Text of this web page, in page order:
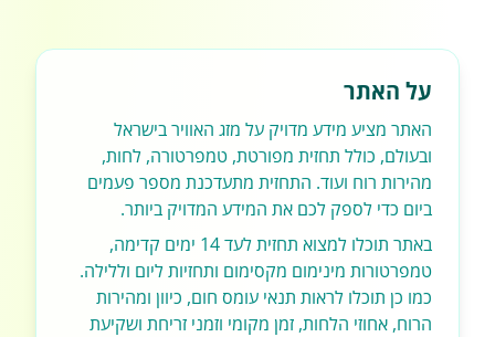
על האתר
האתר מציע מידע מדויק על מזג האוויר בישראל
ובעולם, כולל תחזית מפורטת, טמפרטורה, לחות,
מהירות רוח ועוד. התחזית מתעדכנת מספר פעמים
ביום כדי לספק לכם את המידע המדויק ביותר.
באתר תוכלו למצוא תחזית לעד 14 ימים קדימה,
טמפרטורות מינימום מקסימום ותחזיות ליום וללילה.
כמו כן תוכלו לראות תנאי עומס חום, כיוון ומהירות
הרוח, אחוזי הלחות, זמן מקומי וזמני זריחת ושקיעת